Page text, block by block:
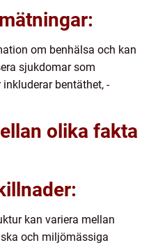
om benhälsa och kan
sjukdomar som
bentäthet, -
olika fakta
kan variera mellan
och miljömässiga